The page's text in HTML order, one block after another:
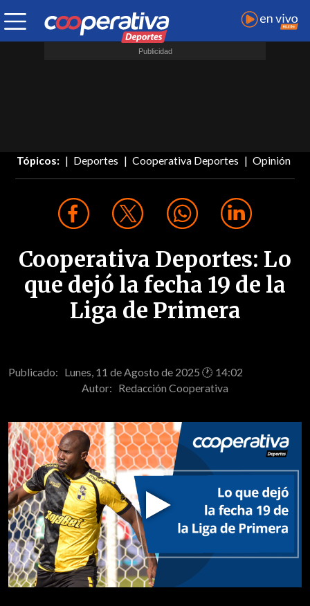
Tópicos: Deportes Cooperativa Deportes Opinión
Cooperativa Deportes: Lo
que dejó la fecha 19 de la
Liga de Primera
Publicado: Lunes, 11 de Agosto de 2025 🕐 14:02
Autor: Redacción Cooperativa
Play
Video